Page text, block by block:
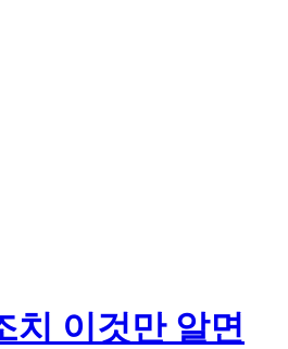
치 이것만 알면